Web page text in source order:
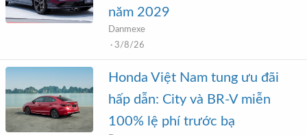
năm 2029
Danmexe
3/8/26
Honda Việt Nam tung ưu đãi
hấp dẫn: City và BR-V miễn
100% lệ phí trước bạ